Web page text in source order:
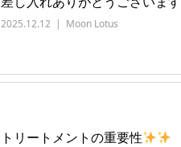
2025.12.12 Moon Lotus
トリートメントの重要性